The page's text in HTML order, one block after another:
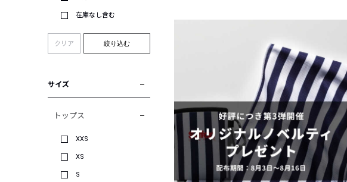
在庫なし含む
クリア 絞り込む
サイズ
トップス
XXS
XS
S